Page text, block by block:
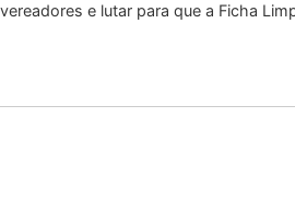
e lutar para que a Ficha